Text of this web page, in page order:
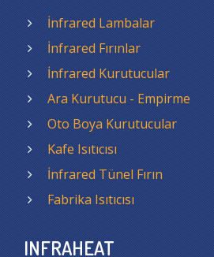
İnfrared Lambalar
İnfrared Fırınlar
İnfrared Kurutucular
Ara Kurutucu - Empirme
Oto Boya Kurutucular
Kafe Isıtıcısı
İnfrared Tünel Fırın
Fabrika Isıtıcısı
INFRAHEAT